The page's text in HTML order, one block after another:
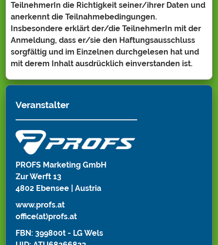
TeilnehmerIn die Richtigkeit seiner/ihrer Daten und
anerkennt die Teilnahmebedingungen.
Insbesondere erklärt der/die TeilnehmerIn mit der
Anmeldung, dass er/sie den Haftungsausschluss
sorgfältig und im Einzelnen durchgelesen hat und
mit derem Inhalt ausdrücklich einverstanden ist.
Veranstalter
PROFS Marketing GmbH
Zur Werft 13
4802 Ebensee | Austria
www.profs.at
office(at)profs.at
FBN: 399800t - LG Wels